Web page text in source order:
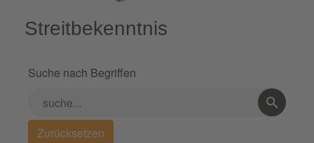
Streitbekenntnis
Suche nach Begriffen